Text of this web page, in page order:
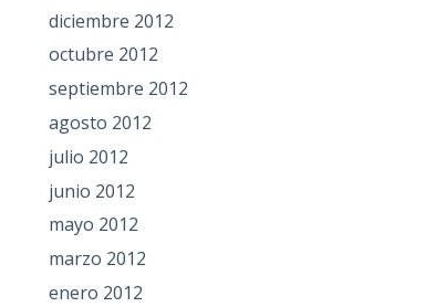
diciembre 2012
octubre 2012
septiembre 2012
agosto 2012
julio 2012
junio 2012
mayo 2012
marzo 2012
enero 2012